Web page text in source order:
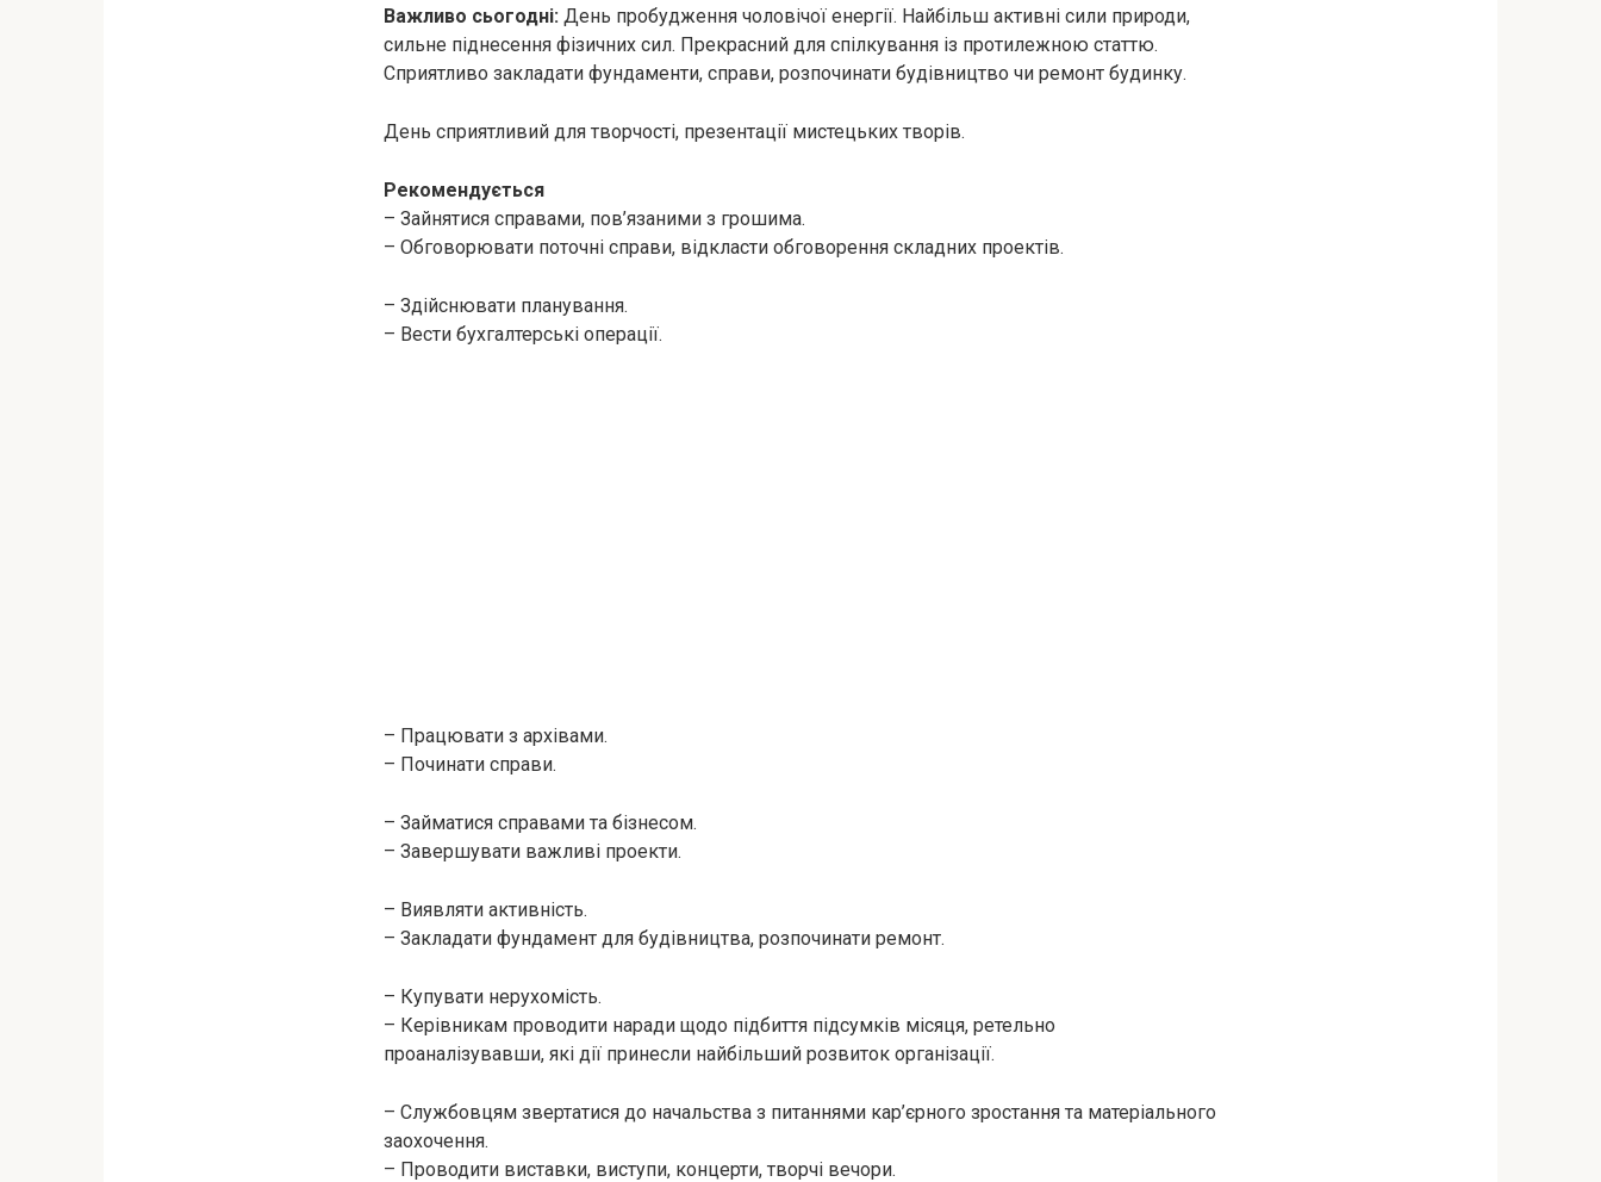
Важливо сьогодні: День пробудження чоловічої енергії. Найбільш активні сили природи,
сильне піднесення фізичних сил. Прекрасний для спілкування із протилежною статтю.
Сприятливо закладати фундаменти, справи, розпочинати будівництво чи ремонт будинку.
День сприятливий для творчості, презентації мистецьких творів.
Рекомендується
– Зайнятися справами, пов’язаними з грошима.
– Обговорювати поточні справи, відкласти обговорення складних проектів.
– Здійснювати планування.
– Вести бухгалтерські операції.
– Працювати з архівами.
– Починати справи.
– Займатися справами та бізнесом.
– Завершувати важливі проекти.
– Виявляти активність.
– Закладати фундамент для будівництва, розпочинати ремонт.
– Купувати нерухомість.
– Керівникам проводити наради щодо підбиття підсумків місяця, ретельно
проаналізувавши, які дії принесли найбільший розвиток організації.
– Службовцям звертатися до начальства з питаннями кар’єрного зростання та матеріального
заохочення.
– Проводити виставки, виступи, концерти, творчі вечори.